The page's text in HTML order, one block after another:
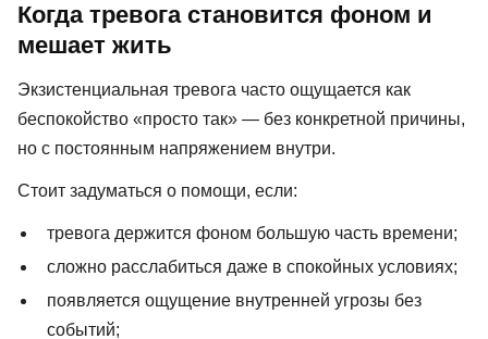
Когда тревога становится фоном и
мешает жить
Экзистенциальная тревога часто ощущается как
беспокойство «просто так» — без конкретной причины,
но с постоянным напряжением внутри.
Стоит задуматься о помощи, если:
тревога держится фоном большую часть времени;
сложно расслабиться даже в спокойных условиях;
появляется ощущение внутренней угрозы без
событий;